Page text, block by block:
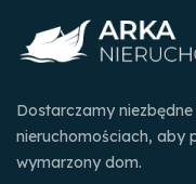
Dostarczamy
nieruchomościach, aby
wymarzony dom.